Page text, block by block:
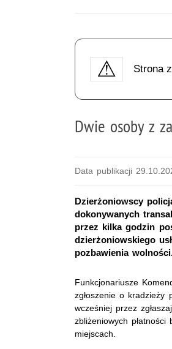
Strona
Dwie osoby z
Data publikacji
Dzierżoniowscy
dokonywanych
przez kilka godzin
dzierżoniowskiego
pozbawienia
Funkcjonariusze
zgłoszenie o kradzieży
wcześniej przez
zbliżeniowych
miejscach.